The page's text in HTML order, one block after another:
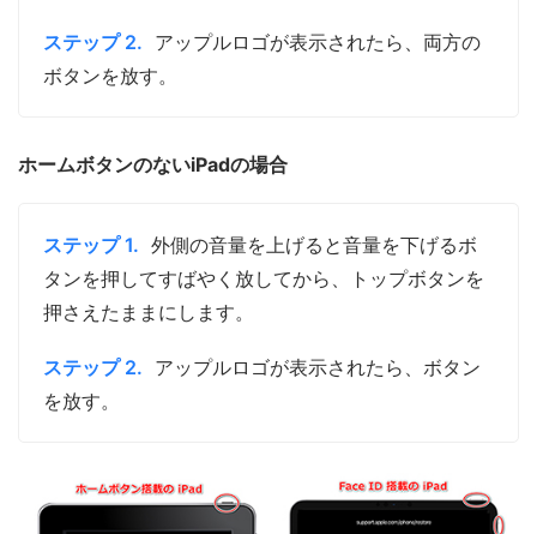
ステップ 2. アップルロゴが表示されたら、両方の
ボタンを放す。
ホームボタンのないiPadの場合
ステップ 1. 外側の音量を上げると音量を下げるボ
タンを押してすばやく放してから、トップボタンを
押さえたままにします。
ステップ 2. アップルロゴが表示されたら、ボタン
を放す。